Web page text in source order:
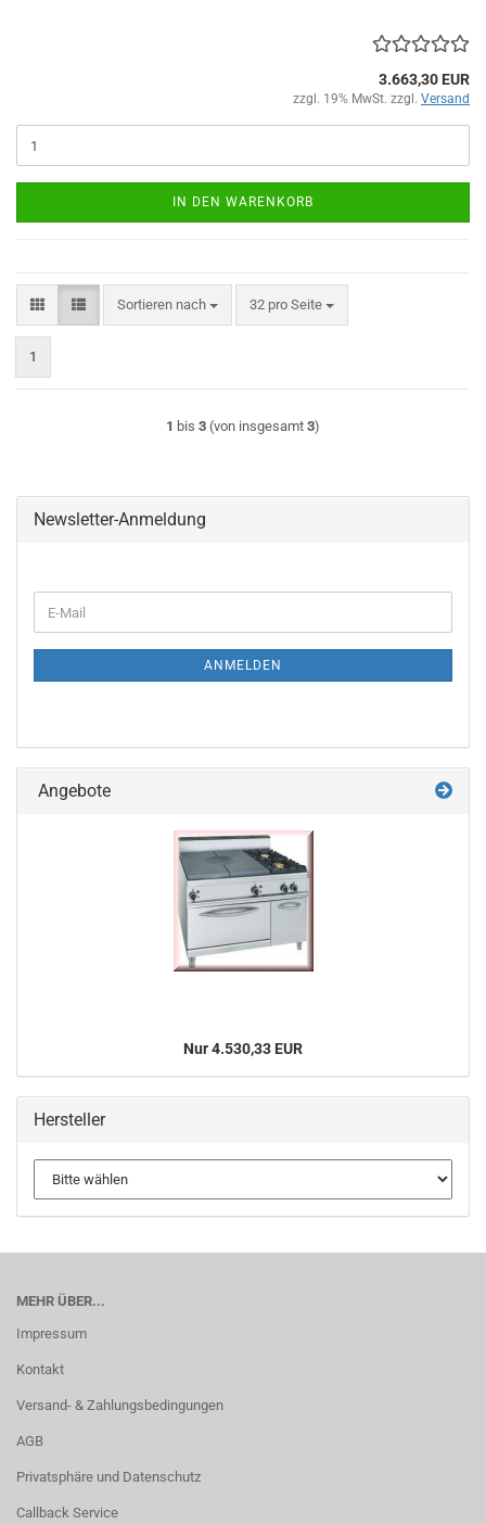
3.663,30 EUR
zzgl. 19% MwSt. zzgl. Versand
IN DEN WARENKORB
Sortieren nach
Sortieren nach 32 pro Seite
pro Seite
1
1 bis 3 (von insgesamt 3)
Newsletter-Anmeldung
ZUR
E-
Mail
ANMELDEN
Angebote
Nur 4.530,33 EUR
Hersteller
MEHR ÜBER...
Impressum
Kontakt
Versand- & Zahlungsbedingungen
AGB
Privatsphäre und Datenschutz
Callback Service